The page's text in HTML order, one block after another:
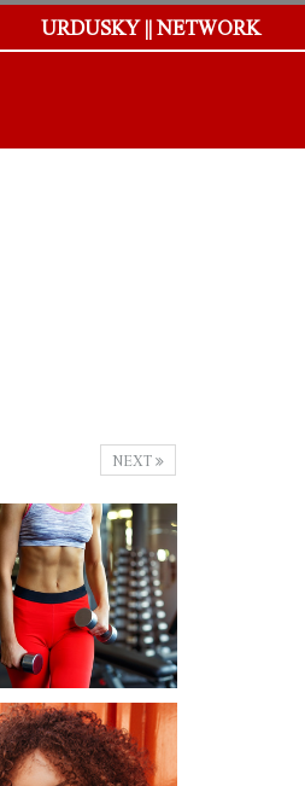
URDUSKY || NETWORK
NEXT